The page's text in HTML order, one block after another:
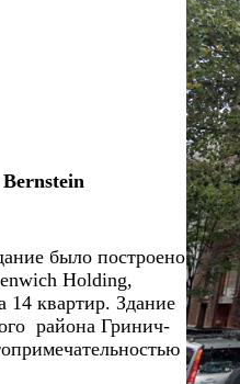
было построено
Holding,
14 квартир. Здание
района Гринич-